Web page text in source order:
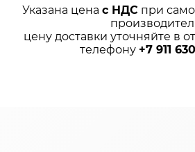
Указана цена с НДС при
цену доставки уточняйте в
телефону +7 911